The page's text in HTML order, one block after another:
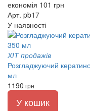
економія 101 грн
Арт. pb17
У наявності
ХІТ продажів
Розгладжуючий
мл
1190 грн
У кошик